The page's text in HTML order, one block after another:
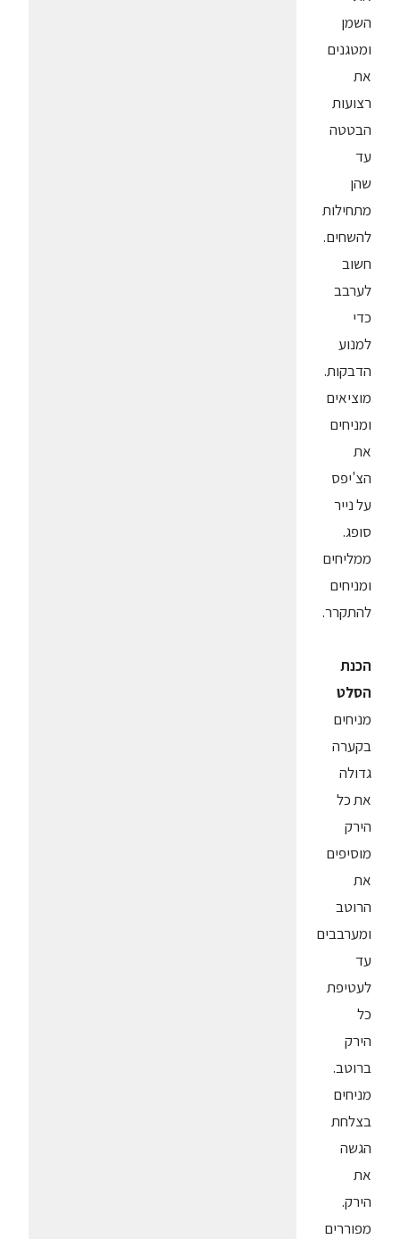
השמן
ומטגנים
את
רצועות
הבטטה
עד
שהן
מתחילות
להשחים.
חשוב
לערבב
כדי
למנוע
הדבקות.
מוציאים
ומניחים
את
הצ'יפס
על נייר
סופג.
ממליחים
ומניחים
להתקרר.
הכנת
הסלט
מניחים
בקערה
גדולה
את כל
הירק
מוסיפים
את
הרוטב
ומערבבים
עד
לעטיפת
כל
הירק
ברוטב.
מניחים
בצלחת
הגשה
את
הירק.
מפוררים